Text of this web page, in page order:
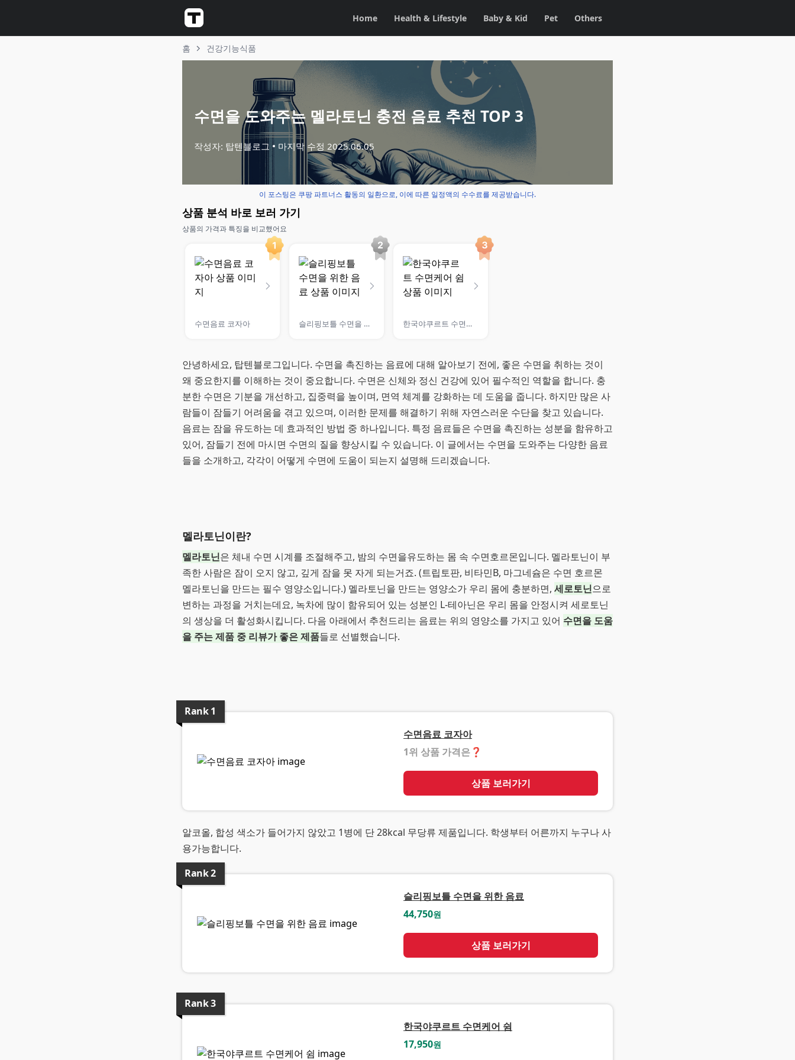
Home Health & Lifestyle Baby & Kid Pet Others
홈 건강기능식품
수면을 도와주는 멜라토닌 충전 음료 추천 TOP 3
작성자: 탑텐블로그 마지막 수정 2025.06.05
이 포스팅은 쿠팡 파트너스 활동의 일환으로, 이에 따른 일정액의 수수료를 제공받습니다.
상품 분석 바로 보러 가기
상품의 가격과 특징을 비교했어요
수면음료 코자아 슬리핑보틀 수면을 위한 음료 한국야쿠르트 수면케어 쉼
안녕하세요, 탑텐블로그입니다. 수면을 촉진하는 음료에 대해 알아보기 전에, 좋은 수면을 취하는 것이
왜 중요한지를 이해하는 것이 중요합니다. 수면은 신체와 정신 건강에 있어 필수적인 역할을 합니다. 충
분한 수면은 기분을 개선하고, 집중력을 높이며, 면역 체계를 강화하는 데 도움을 줍니다. 하지만 많은 사
람들이 잠들기 어려움을 겪고 있으며, 이러한 문제를 해결하기 위해 자연스러운 수단을 찾고 있습니다.
음료는 잠을 유도하는 데 효과적인 방법 중 하나입니다. 특정 음료들은 수면을 촉진하는 성분을 함유하고
있어, 잠들기 전에 마시면 수면의 질을 향상시킬 수 있습니다. 이 글에서는 수면을 도와주는 다양한 음료
들을 소개하고, 각각이 어떻게 수면에 도움이 되는지 설명해 드리겠습니다.
멜라토닌이란?
멜라토닌은 체내 수면 시계를 조절해주고, 밤의 수면을유도하는 몸 속 수면호르몬입니다. 멜라토닌이 부
족한 사람은 잠이 오지 않고, 깊게 잠을 못 자게 되는거죠. (트립토판, 비타민B, 마그네슘은 수면 호르몬
멜라토닌을 만드는 필수 영양소입니다.) 멜라토닌을 만드는 영양소가 우리 몸에 충분하면, 세로토닌으로
변하는 과정을 거치는데요, 녹차에 많이 함유되어 있는 성분인 L-테아닌은 우리 몸을 안정시켜 세로토닌
의 생상을 더 활성화시킵니다. 다음 아래에서 추천드리는 음료는 위의 영양소를 가지고 있어 수면을 도움
을 주는 제품 중 리뷰가 좋은 제품들로 선별했습니다.
Rank1
수면음료 코자아
1위 상품 가격은 ❓
상품 보러가기
알코올, 합성 색소가 들어가지 않았고 1병에 단 28kcal 무당류 제품입니다. 학생부터 어른까지 누구나 사
용가능합니다.
Rank2
슬리핑보틀 수면을 위한 음료
44,750원
상품 보러가기
Rank3
한국야쿠르트 수면케어 쉼
17,950원